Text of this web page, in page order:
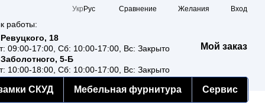
Укр Рус Сравнение Желания Вход
работы:
18
09:00-17:00, Сб: 10:00-17:00, Вс: Закрыто
5-Б
10:00-18:00, Сб: 10:00-17:00, Вс: Закрыто
Мой заказ
СКУД Мебельная фурнитура Сервис